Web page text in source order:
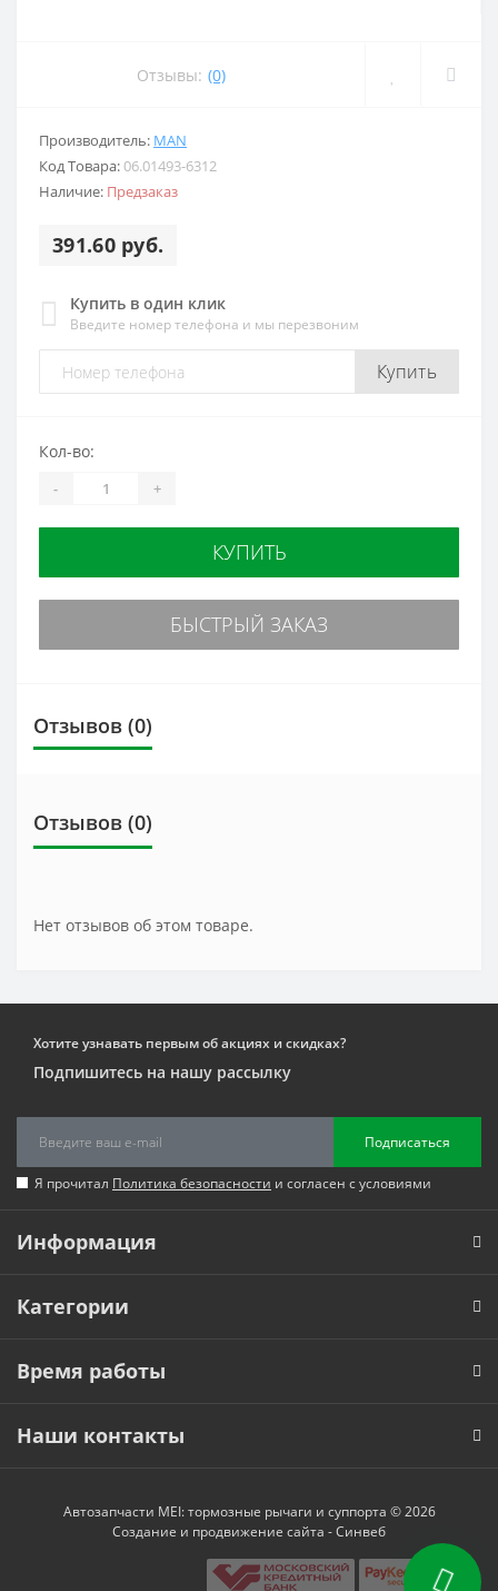
Отзывы: (0)
Производитель: MAN
Код Товара:06.01493-6312
Наличие: Предзаказ
391.60 руб.
Купить в один клик
Введите номер телефона и мы перезвоним
Купить
Кол-во:
- +
КУПИТЬ
БЫСТРЫЙ ЗАКАЗ
Отзывов (0)
Отзывов (0)
Нет отзывов об этом товаре.
Хотите узнавать первым об акциях и скидках?
Подпишитесь на нашу рассылку
Подписаться
Я прочитал Политика безопасности и согласен с условиями
Информация
Категории
Время работы
Наши контакты
Автозапчасти MEI: тормозные рычаги и суппорта © 2026
Создание и продвижение сайта -Синвеб